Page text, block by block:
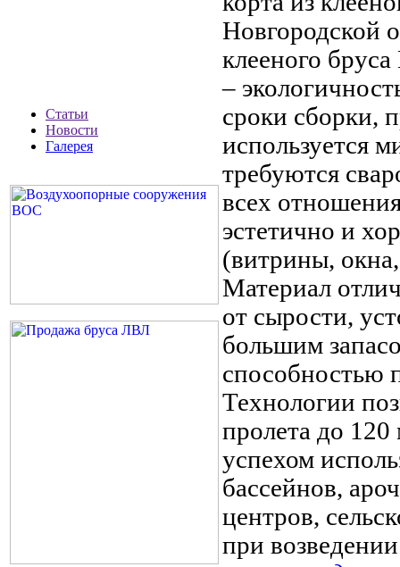
Статьи
Новости
Галерея
Новгородской
клееного
–
сроки сборки,
используется
требуются
всех
эстетично и
(витрины,
Материал
от сырости,
большим
способностью
Технологии
пролета до 120
успехом
бассейнов,
центров,
при